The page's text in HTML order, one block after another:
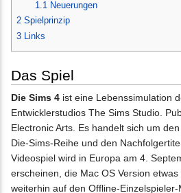
1.1 Neuerungen
2 Spielprinzip
3
Links
Das Spiel
Die Sims 4 ist eine Lebenssimulation
Entwicklerstudios The Sims Studio.
Electronic Arts. Es handelt sich um
Die-Sims-Reihe und den
Videospiel wird in Europa am 4.
erscheinen, die Mac OS Version
weiterhin auf den Offline-